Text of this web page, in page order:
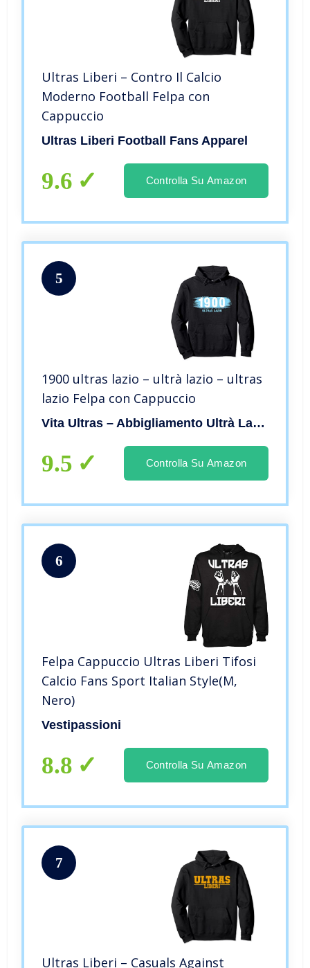
Ultras Liberi – Contro Il Calcio
Moderno Football Felpa con
Cappuccio
Ultras Liberi Football Fans Apparel
9.6 Controlla Su Amazon
5
1900 ultras lazio – ultrà lazio – ultras
lazio Felpa con Cappuccio
Vita Ultras – Abbigliamento Ultrà Lazio
9.5 Controlla Su Amazon
6
Felpa Cappuccio Ultras Liberi Tifosi
Calcio Fans Sport Italian Style(M,
Nero)
Vestipassioni
8.8 Controlla Su Amazon
7
Ultras Liberi – Casuals Against